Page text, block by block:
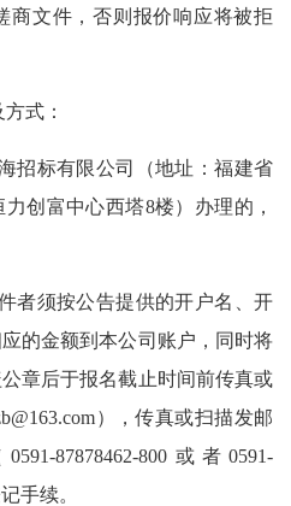
商文件，否则报价响应将被拒
式：
标有限公司（地址：福建省
创富中心西塔8楼）办理的，
须按公告提供的开户名、开
的金额到本公司账户，同时将
章后于报名截止时间前传真或
），传真或扫描发邮
87878462-800或者0591-
手续。